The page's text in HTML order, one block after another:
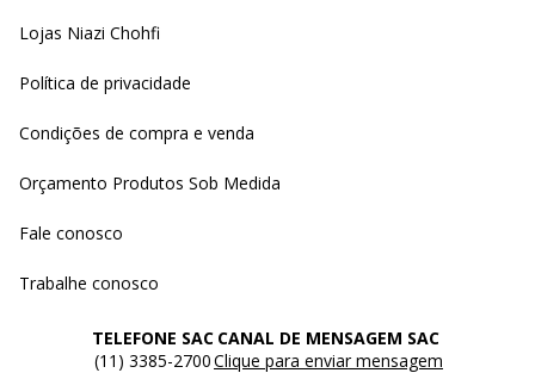
Lojas Niazi Chohfi
Política de privacidade
Condições de compra e venda
Orçamento Produtos Sob Medida
Fale conosco
Trabalhe conosco
TELEFONE SAC
(11) 3385-2700
CANAL DE MENSAGEM SAC
Clique para enviar mensagem